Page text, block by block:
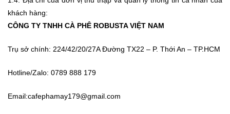
khách hàng:
CÔNG TY TNHH CÀ PHÊ ROBUSTA VIỆT NAM
Trụ sở chính: 224/42/20/27A Đường TX22 – P. Thới An – TP.HCM
Hotline/Zalo: 0789 888 179
Email:cafephamay179@gmail.com